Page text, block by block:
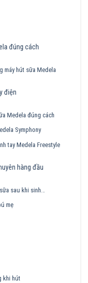
đúng cách
máy hút sữa Medela
điện
Medela đúng cách
Symphony
tay Medela Freestyle
hàng đầu
sau khi sinh…
mẹ
khi hút